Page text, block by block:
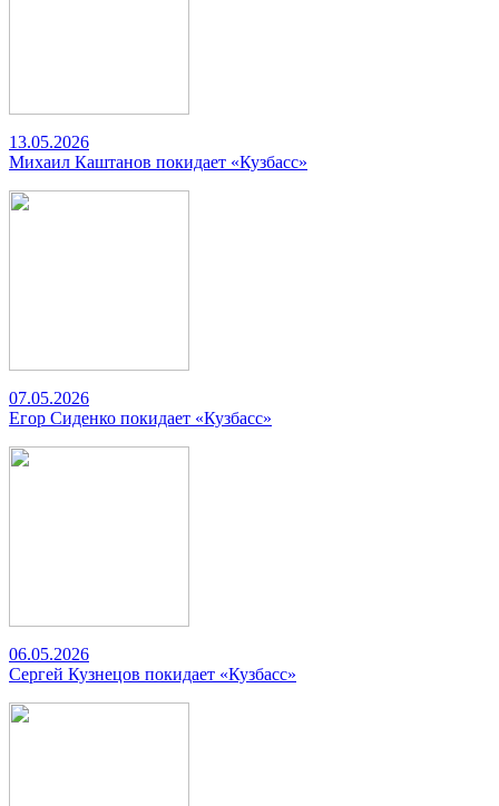
13.05.2026
Михаил Каштанов покидает «Кузбасс»
07.05.2026
Егор Сиденко покидает «Кузбасс»
06.05.2026
Сергей Кузнецов покидает «Кузбасс»